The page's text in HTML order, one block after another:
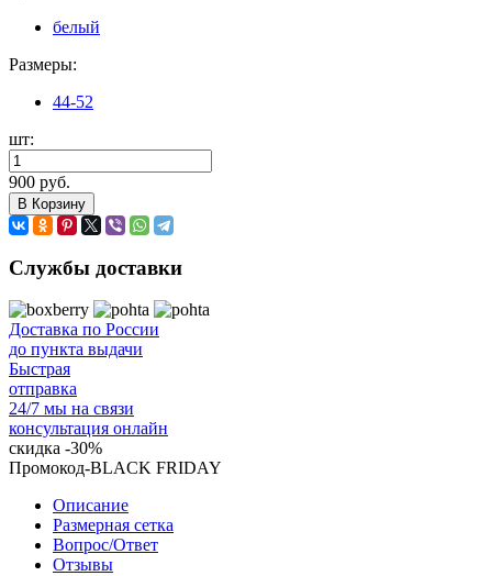
белый
Размеры:
44-52
шт:
900 руб.
В Корзину
Службы доставки
Доставка по России
до пункта выдачи
Быстрая
отправка
24/7 мы на связи
консультация онлайн
скидка -30%
Промокод-BLACK FRIDAY
Описание
Размерная сетка
Вопрос/Ответ
Отзывы